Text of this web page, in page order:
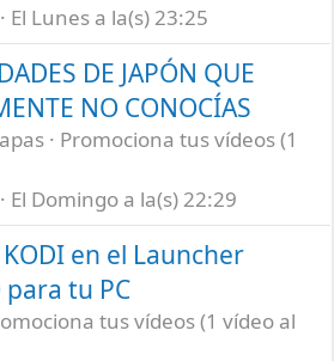
El Lunes a la(s) 23:25
DE JAPÓN QUE
NO CONOCÍAS
Promociona tus vídeos (1
El Domingo a la(s) 22:29
en el Launcher
para tu PC
tus vídeos (1 vídeo al